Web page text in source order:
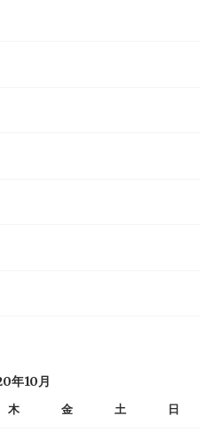
年10月
木 金 土 日